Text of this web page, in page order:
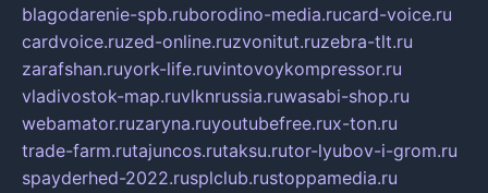
blagodarenie-spb.ruborodino-media.rucard-voice.ru
cardvoice.ruzed-online.ruzvonitut.ruzebra-tlt.ru
zarafshan.ruyork-life.ruvintovoykompressor.ru
vladivostok-map.ruvlknrussia.ruwasabi-shop.ru
webamator.ruzaryna.ruyoutubefree.rux-ton.ru
trade-farm.rutajuncos.rutaksu.rutor-lyubov-i-grom.ru
spayderhed-2022.rusplclub.rustoppamedia.ru